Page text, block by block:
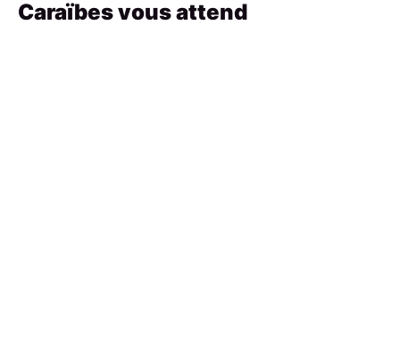
Caraïbes vous attend